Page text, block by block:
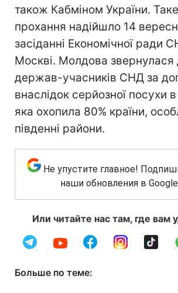
також Кабміном України. Таке
прохання надійшло 14
засіданні Економічної ради
Москві. Молдова звернулася
держав-учасників СНД за
внаслідок серйозної посухи
яка охопила 80% країни,
південні райони.
Не упустите главное!
наши обновления в
Или читайте нас там, где вам
Больше по теме: